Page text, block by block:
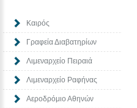
Καιρός
Γραφεία Διαβατηρίων
Λιμεναρχείο Πειραιά
Λιμεναρχείο Ραφήνας
Αεροδρόμιο Αθηνών